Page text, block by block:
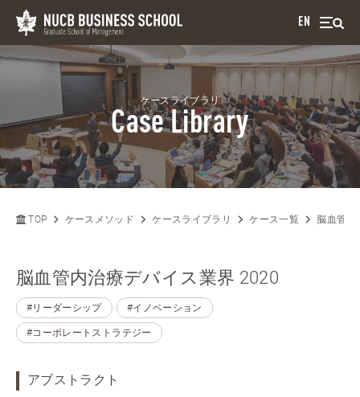
EN
ケースライブラリ
Case Library
TOP ケースメソッド ケースライブラリ ケース一覧 脳血管内
脳血管内治療デバイス業界 2020
#リーダーシップ #イノベーション
#コーポレートストラテジー
アブストラクト